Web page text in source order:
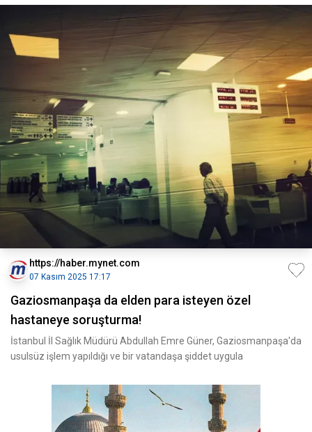
https://haber.mynet.com
07 Kasım 2025 17:17
Gaziosmanpaşa da elden para isteyen özel
hastaneye soruşturma!
İstanbul İl Sağlık Müdürü Abdullah Emre Güner, Gaziosmanpaşa'da
usulsüz işlem yapıldığı ve bir vatandaşa şiddet uygula